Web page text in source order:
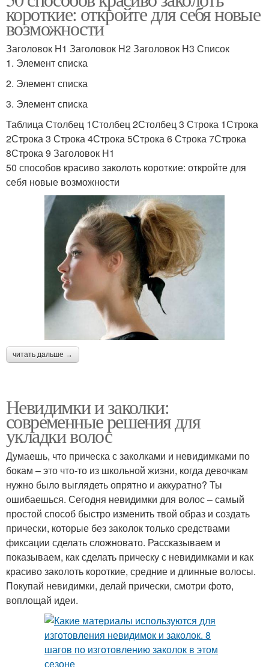
короткие: откройте для себя новые
возможности
Заголовок H1 Заголовок H2 Заголовок H3 Список
1. Элемент списка
2. Элемент списка
3. Элемент списка
Таблица Столбец 1Столбец 2Столбец 3 Строка 1Строка
2Строка 3 Строка 4Строка 5Строка 6 Строка 7Строка
8Строка 9 Заголовок H1
50 способов красиво заколоть короткие: откройте для
себя новые возможности
читать дальше →
Невидимки и заколки:
современные решения для
укладки волос
Думаешь, что прическа с заколками и невидимками по
бокам – это что-то из школьной жизни, когда девочкам
нужно было выглядеть опрятно и аккуратно? Ты
ошибаешься. Сегодня невидимки для волос – самый
простой способ быстро изменить твой образ и создать
прически, которые без заколок только средствами
фиксации сделать сложновато. Рассказываем и
показываем, как сделать прическу с невидимками и как
красиво заколоть короткие, средние и длинные волосы.
Покупай невидимки, делай прически, смотри фото,
воплощай идеи.